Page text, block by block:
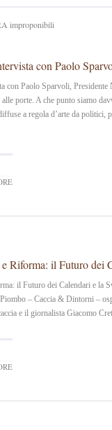
improponibili
con Paolo
Paolo Sparvoli,
porte. A che punto siamo
a regola d’arte da politici,
Riforma: il Futuro dei
il Futuro dei Calendari e
– Caccia & Dintorni –
e il giornalista Giacomo